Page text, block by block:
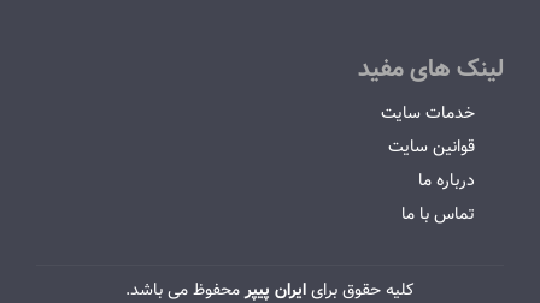
لینک های مفید
خدمات سایت
قوانین سایت
درباره ما
تماس با ما
کلیه حقوق برایایران پیپرمحفوظ می باشد.